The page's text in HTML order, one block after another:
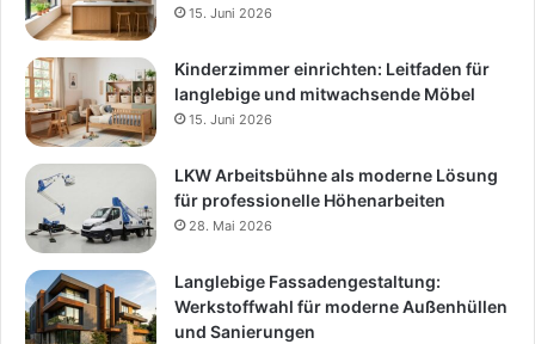
15. Juni 2026
Kinderzimmer einrichten: Leitfaden für
langlebige und mitwachsende Möbel
15. Juni 2026
LKW Arbeitsbühne als moderne Lösung
für professionelle Höhenarbeiten
28. Mai 2026
Langlebige Fassadengestaltung:
Werkstoffwahl für moderne Außenhüllen
und Sanierungen